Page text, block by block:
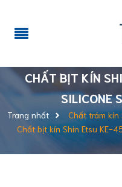
CHẤT BỊT KÍN
SILICONE
Trang nhất Chất trám kín
Chất bịt kín Shin Etsu KE-